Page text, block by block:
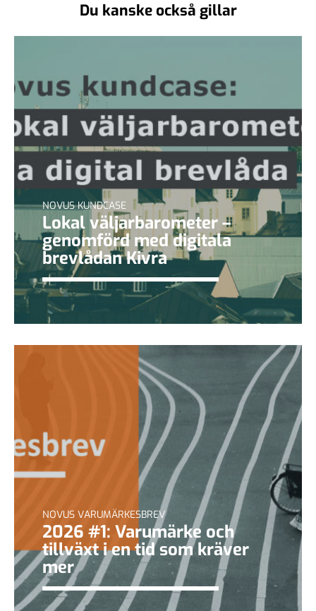
Du kanske också gillar
NOVUS KUNDCASE
Lokal väljarbarometer –
genomförd med digitala
brevlådan Kivra
NOVUS VARUMÄRKESBREV
2026 #1: Varumärke och
tillväxt i en tid som kräver
mer